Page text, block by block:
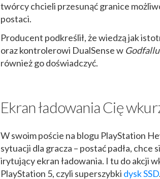
twórcy chcieli przesunąć granice
postaci.
Producent podkreślił, że wiedzą jak
oraz kontrolerowi DualSense w Godfallu
również go doświadczyć.
Ekran ładowania Cię
W swoim poście na blogu PlayStation
sytuacji dla gracza – postać padła, chce
irytujący ekran ładowania. I tu do akcji
PlayStation 5, czyli superszybki dysk SSD